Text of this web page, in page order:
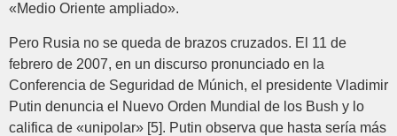
«Medio Oriente ampliado».
Pero Rusia no se queda de brazos cruzados. El 11 de
febrero de 2007, en un discurso pronunciado en la
Conferencia de Seguridad de Múnich, el presidente Vladimir
Putin denuncia el Nuevo Orden Mundial de los Bush y lo
califica de «unipolar» [5]. Putin observa que hasta sería más